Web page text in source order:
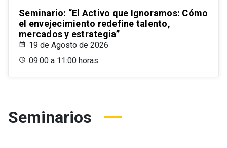
Seminario: “El Activo que Ignoramos: Cómo
el envejecimiento redefine talento,
mercados y estrategia”
19 de Agosto de 2026
09:00 a 11:00 horas
Seminarios